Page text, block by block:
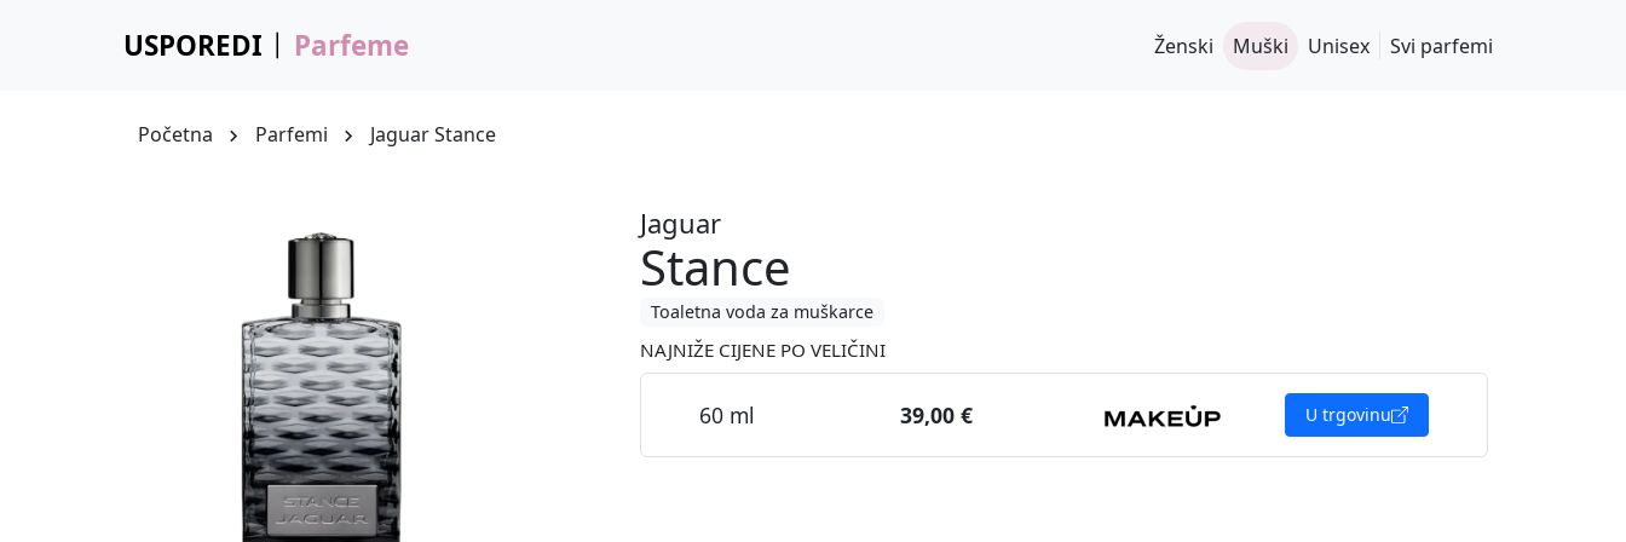
USPOREDI Parfeme Ženski Muški Unisex Svi parfemi
Početna Parfemi Jaguar Stance
Jaguar
Stance
Toaletna voda za muškarce
NAJNIŽE CIJENE PO VELIČINI
60 ml 39,00 € U trgovinu